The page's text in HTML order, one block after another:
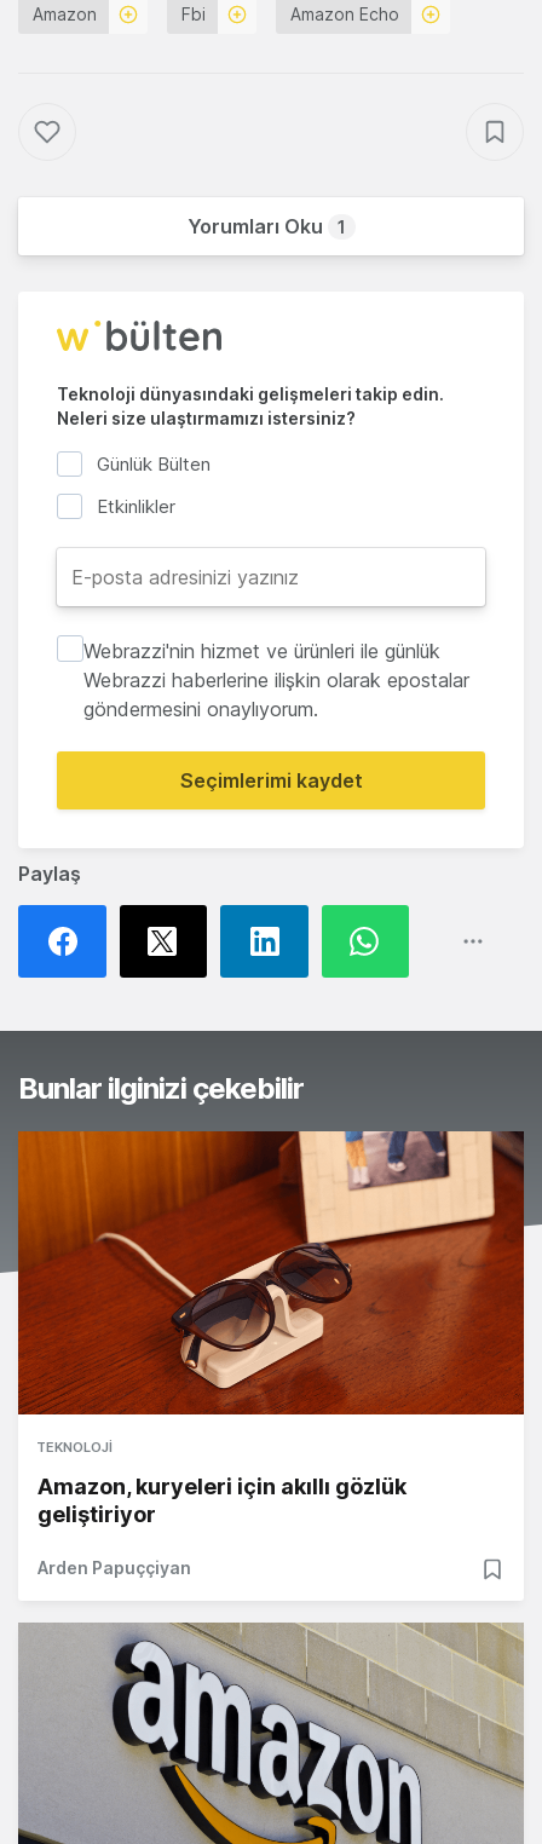
Paylaş
Amazon Fbi Amazon Echo
Yorumları Oku 1
Teknoloji dünyasındaki gelişmeleri takip edin.
Neleri size ulaştırmamızı istersiniz?
Günlük Bülten
Etkinlikler
Webrazzi'nin hizmet ve ürünleri ile günlük
Webrazzi haberlerine ilişkin olarak epostalar
göndermesini onaylıyorum.
Seçimlerimi kaydet
Bunlar ilginizi çekebilir
TEKNOLOJI
Amazon, kuryeleri için akıllı gözlük
geliştiriyor
Arden Papuççiyan